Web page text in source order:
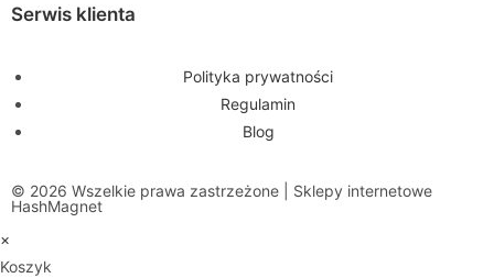
Serwis klienta
Polityka prywatności
Regulamin
Blog
© 2026 Wszelkie prawa zastrzeżone | Sklepy internetowe
HashMagnet
×
Koszyk